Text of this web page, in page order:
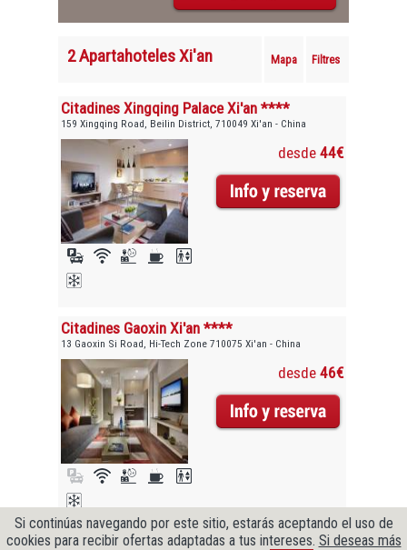
2 Apartahoteles Xi'an Mapa Filtres
Citadines Xingqing Palace Xi'an ****
159 Xingqing Road, Beilin District, 710049 Xi'an - China
desde 44€
Citadines Gaoxin Xi'an ****
13 Gaoxin Si Road, Hi-Tech Zone 710075 Xi'an - China
desde 46€
Si continúas navegando por este sitio, estarás aceptando el uso de
cookies para recibir ofertas adaptadas a tus intereses. Si deseas más